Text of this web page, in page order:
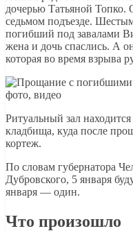
дочерью Татьяной
седьмом подъезде.
погибший под завалами
жена и дочь спаслись. А
которая во время взрыва
Ритуальный зал
кладбища, куда после
кортеж.
По словам губернатора
Дубровского, 5 января
января — один.
Что произошло